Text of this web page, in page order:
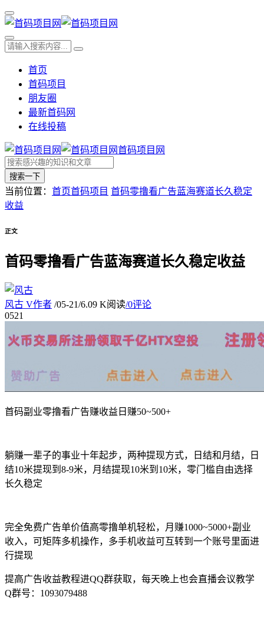
首页
首码项目
朋友圈
最新首码网
在线投稿
首码项目网
搜索一下
当前位置： 首页首码项目 首码零撸看广告蓝海赛道长久稳定
收益
正文
首码零撸看广告蓝海赛道长久稳定收益
风古 V作者 /05-21/6.09 K阅读/0评论
0521
首码副业零撸看广告赚收益日赚50~500+
躺赚一辈子的事业十年起步，两种提现方式，日结和月结，日
结10米提现到8-9米，月结提现10米到10米，零门槛自由选择
长久稳定
完全免费广告单价值高零撸单机轻松，月赚1000~5000+副业
收入，可矩阵多机操作，多手机收益可互转到一个账号里面进
行提现
提高广告收益教程进QQ群获取，每天晚上也会直播会议教学
Q群号：1093079488